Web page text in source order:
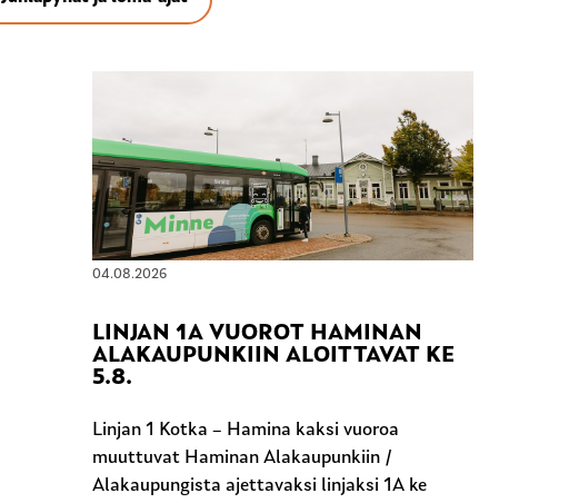
04.08.2026
LINJAN 1A VUOROT HAMINAN
ALAKAUPUNKIIN ALOITTAVAT KE
5.8.
Linjan 1 Kotka – Hamina kaksi vuoroa
muuttuvat Haminan Alakaupunkiin /
Alakaupungista ajettavaksi linjaksi 1A ke